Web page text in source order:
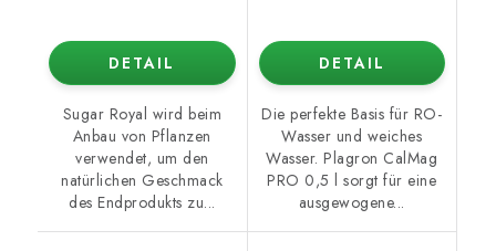
DETAIL
Sugar Royal wird beim
Anbau von Pflanzen
verwendet, um den
natürlichen Geschmack
des Endprodukts zu...
DETAIL
Die perfekte Basis für RO-
Wasser und weiches
Wasser. Plagron CalMag
PRO 0,5 l sorgt für eine
ausgewogene...